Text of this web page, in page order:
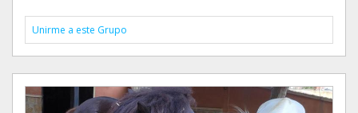
Unirme a este Grupo